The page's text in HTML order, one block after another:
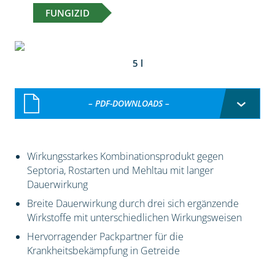
FUNGIZID
5 l
– PDF-DOWNLOADS –
Wirkungsstarkes Kombinationsprodukt gegen
Septoria, Rostarten und Mehltau mit langer
Dauerwirkung
Breite Dauerwirkung durch drei sich ergänzende
Wirkstoffe mit unterschiedlichen Wirkungsweisen
Hervorragender Packpartner für die
Krankheitsbekämpfung in Getreide